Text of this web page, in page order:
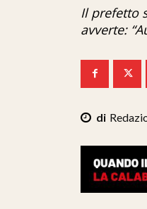
Il prefetto
avverte: